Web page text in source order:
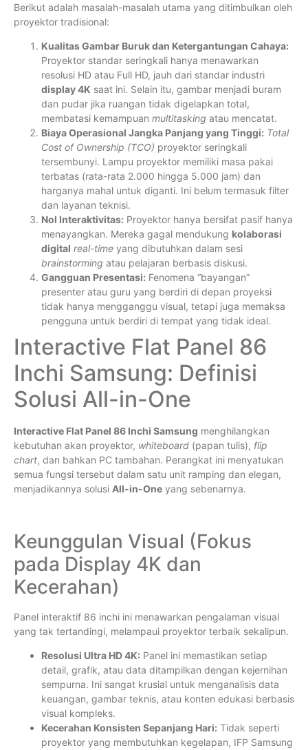
Berikut adalah masalah-masalah utama yang ditimbulkan oleh
proyektor tradisional:
Kualitas Gambar Buruk dan Ketergantungan Cahaya:
Proyektor standar seringkali hanya menawarkan
resolusi HD atau Full HD, jauh dari standar industri
display 4K saat ini. Selain itu, gambar menjadi buram
dan pudar jika ruangan tidak digelapkan total,
membatasi kemampuan multitasking atau mencatat.
Biaya Operasional Jangka Panjang yang Tinggi: Total
Cost of Ownership (TCO) proyektor seringkali
tersembunyi. Lampu proyektor memiliki masa pakai
terbatas (rata-rata 2.000 hingga 5.000 jam) dan
harganya mahal untuk diganti. Ini belum termasuk filter
dan layanan teknisi.
Nol Interaktivitas: Proyektor hanya bersifat pasif hanya
menayangkan. Mereka gagal mendukung kolaborasi
digital real-time yang dibutuhkan dalam sesi
brainstorming atau pelajaran berbasis diskusi.
Gangguan Presentasi: Fenomena “bayangan”
presenter atau guru yang berdiri di depan proyeksi
tidak hanya mengganggu visual, tetapi juga memaksa
pengguna untuk berdiri di tempat yang tidak ideal.
Interactive Flat Panel 86
Inchi Samsung: Definisi
Solusi All-in-One
Interactive Flat Panel 86 Inchi Samsung menghilangkan
kebutuhan akan proyektor, whiteboard (papan tulis), flip
chart, dan bahkan PC tambahan. Perangkat ini menyatukan
semua fungsi tersebut dalam satu unit ramping dan elegan,
menjadikannya solusi All-in-One yang sebenarnya.
Keunggulan Visual (Fokus
pada Display 4K dan
Kecerahan)
Panel interaktif 86 inchi ini menawarkan pengalaman visual
yang tak tertandingi, melampaui proyektor terbaik sekalipun.
Resolusi Ultra HD 4K: Panel ini memastikan setiap
detail, grafik, atau data ditampilkan dengan kejernihan
sempurna. Ini sangat krusial untuk menganalisis data
keuangan, gambar teknis, atau konten edukasi berbasis
visual kompleks.
Kecerahan Konsisten Sepanjang Hari: Tidak seperti
proyektor yang membutuhkan kegelapan, IFP Samsung